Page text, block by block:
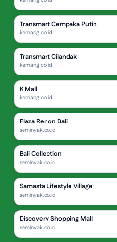
Transmart Cempaka Putih
kemang.co.id
Transmart Cilandak
kemang.co.id
K Mall
kemang.co.id
Plaza Renon Bali
seminyak.co.id
Bali Collection
seminyak.co.id
Samasta Lifestyle Village
seminyak.co.id
Discovery Shopping Mall
seminyak.co.id